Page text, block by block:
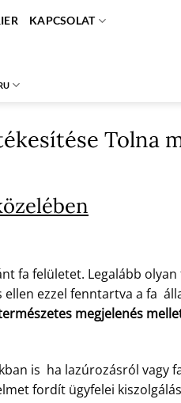
KAPCSOLAT
Tolna
fa felületet. Legalább
ezzel fenntartva a fa
megjelenés
is ha lazúrozásról vagy
fordít ügyfelei